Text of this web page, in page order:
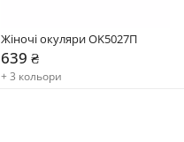
Жіночі окуляри OK5027П
639 ₴
+ 3 кольори